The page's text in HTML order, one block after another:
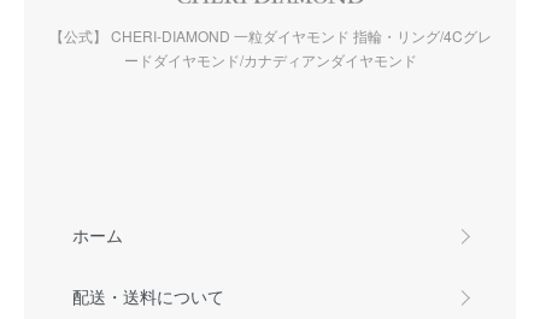
【公式】 CHERI-DIAMOND 一粒ダイヤモンド 指輪・リング/4Cグレ
ードダイヤモンド/カナディアンダイヤモンド
ホーム
配送・送料について